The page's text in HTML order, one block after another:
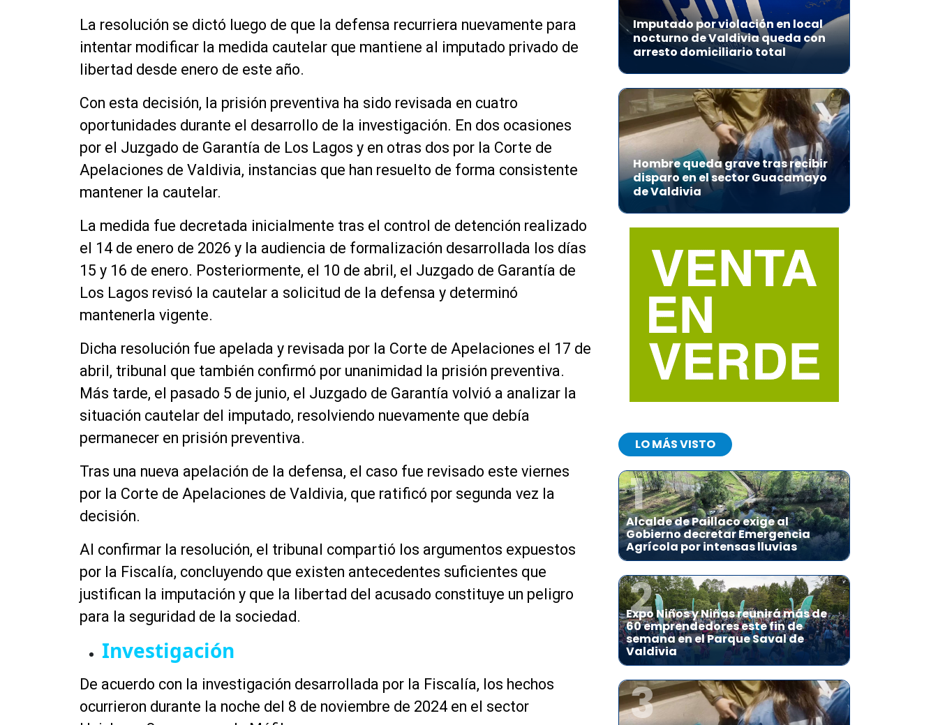
La resolución se dictó luego de que la defensa recurriera nuevamente para
intentar modificar la medida cautelar que mantiene al imputado privado de
libertad desde enero de este año.
Con esta decisión, la prisión preventiva ha sido revisada en cuatro
oportunidades durante el desarrollo de la investigación. En dos ocasiones
por el Juzgado de Garantía de Los Lagos y en otras dos por la Corte de
Apelaciones de Valdivia, instancias que han resuelto de forma consistente
mantener la cautelar.
La medida fue decretada inicialmente tras el control de detención realizado
el 14 de enero de 2026 y la audiencia de formalización desarrollada los días
15 y 16 de enero. Posteriormente, el 10 de abril, el Juzgado de Garantía de
Los Lagos revisó la cautelar a solicitud de la defensa y determinó
mantenerla vigente.
Dicha resolución fue apelada y revisada por la Corte de Apelaciones el 17 de
abril, tribunal que también confirmó por unanimidad la prisión preventiva.
Más tarde, el pasado 5 de junio, el Juzgado de Garantía volvió a analizar la
situación cautelar del imputado, resolviendo nuevamente que debía
permanecer en prisión preventiva.
Tras una nueva apelación de la defensa, el caso fue revisado este viernes
por la Corte de Apelaciones de Valdivia, que ratificó por segunda vez la
decisión.
Al confirmar la resolución, el tribunal compartió los argumentos expuestos
por la Fiscalía, concluyendo que existen antecedentes suficientes que
justifican la imputación y que la libertad del acusado constituye un peligro
para la seguridad de la sociedad.
Investigación
De acuerdo con la investigación desarrollada por la Fiscalía, los hechos
ocurrieron durante la noche del 8 de noviembre de 2024 en el sector
Imputado por violación en local
nocturno de Valdivia queda con
arresto domiciliario total
Hombre queda grave tras recibir
disparo en el sector Guacamayo
de Valdivia
LO MÁS VISTO
1
Alcalde de Paillaco exige al
Gobierno decretar Emergencia
Agrícola por intensas lluvias
2
Expo Niños y Niñas reunirá más de
60 emprendedores este fin de
semana en el Parque Saval de
Valdivia
3